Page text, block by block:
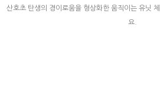
산호초 탄생의 경이로움을 형상화한 움직이는 유닛
요.